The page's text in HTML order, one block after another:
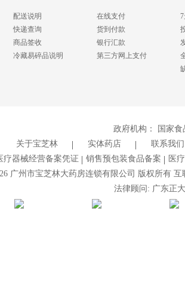
配送说明
快递查询
商品签收
冷藏易碎品说明
在线支付
货到付款
银行汇款
第三方网上支付
政府机构：
国家
关于宝芝林
实体药店
联系我们
疗器械经营备案凭证 销售预包装食品备案
医
广州市宝芝林大药房连锁有限公司 版权所有
法律顾问: 广东正